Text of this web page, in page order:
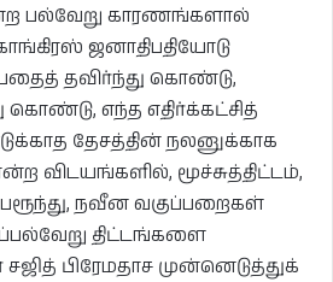
பல்வேறு காரணங்களால்
ஜனாதிபதியோடு
தவிர்ந்து கொண்டு,
கொண்டு, எந்த எதிர்க்கட்சித்
தேசத்தின் நலனுக்காக
விடயங்களில், மூச்சுத்திட்டம்,
நவீன வகுப்பறைகள்
திட்டங்களை
பிரேமதாச முன்னெடுத்துக்